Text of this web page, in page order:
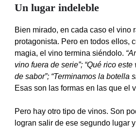
Un lugar indeleble
Bien mirado, en cada caso el vino
protagonista. Pero en todos ellos,
magia, el vino termina siéndolo.
vino fuera de serie”; “Qué rico
de sabor”; “Terminamos la botella
Esas son las formas en las que el
Pero hay otro tipo de vinos. Son
logran salir de ese segundo lugar